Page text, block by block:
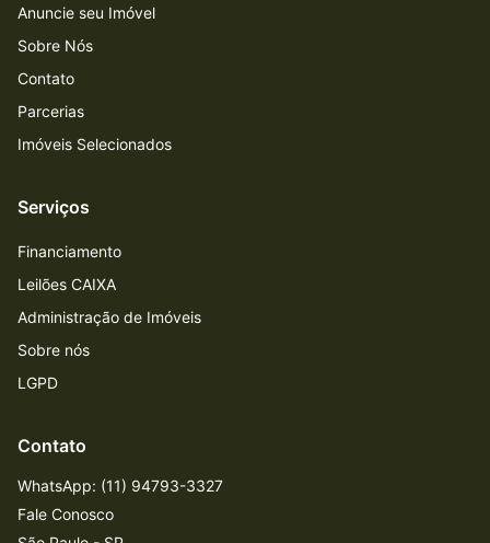
Anuncie seu Imóvel
Sobre Nós
Contato
Parcerias
Imóveis Selecionados
Serviços
Financiamento
Leilões CAIXA
Administração de Imóveis
Sobre nós
LGPD
Contato
WhatsApp: (11) 94793-3327
Fale Conosco